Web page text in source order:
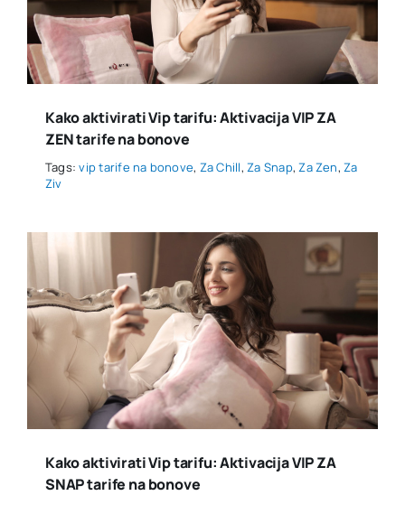
Kako aktivirati Vip tarifu: Aktivacija VIP ZA
ZEN tarife na bonove
Tags:vip tarife na bonove, Za Chill,Za Snap,Za Zen,Za
Ziv
Kako aktivirati Vip tarifu: Aktivacija VIP ZA
SNAP tarife na bonove